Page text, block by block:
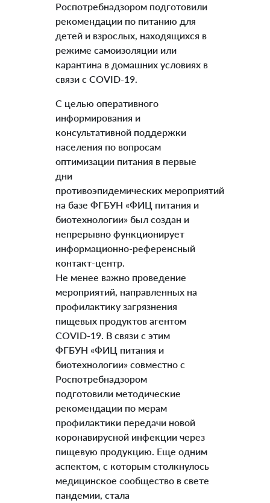
Роспотребнадзором подготовили
рекомендации по питанию для
детей и взрослых, находящихся в
режиме самоизоляции или
карантина в домашних условиях в
связи с COVID-19.
С целью оперативного
информирования и
консультативной поддержки
населения по вопросам
оптимизации питания в первые
дни
противоэпидемических мероприятий
на базе ФГБУН «ФИЦ питания и
биотехнологии» был создан и
непрерывно функционирует
информационно-референсный
контакт-центр.
Не менее важно проведение
мероприятий, направленных на
профилактику загрязнения
пищевых продуктов агентом
COVID-19. В связи с этим
ФГБУН «ФИЦ питания и
биотехнологии» совместно с
Роспотребнадзором
подготовили методические
рекомендации по мерам
профилактики передачи новой
коронавирусной инфекции через
пищевую продукцию. Еще одним
аспектом, с которым столкнулось
медицинское сообщество в свете
пандемии, стала